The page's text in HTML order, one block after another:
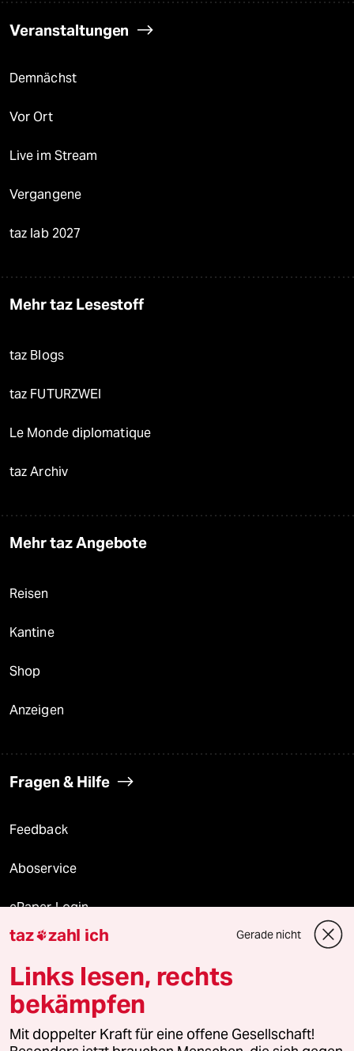
Veranstaltungen
Demnächst
Vor Ort
Live im Stream
Vergangene
taz lab 2027
Mehr taz Lesestoff
taz Blogs
taz FUTURZWEI
Le Monde diplomatique
taz Archiv
Mehr taz Angebote
Reisen
Kantine
Shop
Anzeigen
Fragen & Hilfe
Feedback
Aboservice
ePaper Login
Downloads für Abonnierende
© 2026 taz Verlags und Vertriebs GmbH
Alle Rechte vorbehalten. Bei rechtlichen Fragen oder für Genehmigungen
wenden Sie sich bitte an lizenzen@taz.de
taz zahl ich Gerade nicht
Links lesen, rechts
bekämpfen
Mit doppelter Kraft für eine offene Gesellschaft!